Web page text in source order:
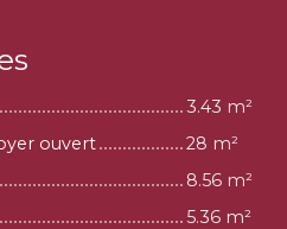
3.43 m²
ouvert
28 m²
8.56 m²
5.36 m²